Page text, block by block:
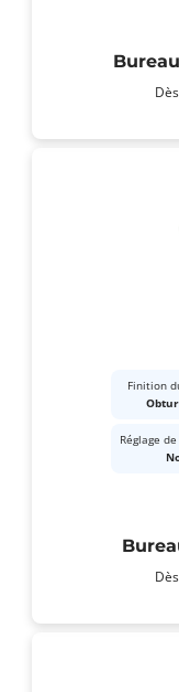
Dès
Finition
Réglage
Dès